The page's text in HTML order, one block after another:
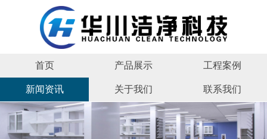
首页 产品展示 工程案例
新闻资讯 关于我们 联系我们